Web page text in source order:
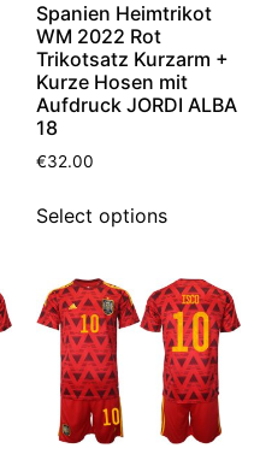
Spanien Heimtrikot
WM 2022 Rot
Trikotsatz Kurzarm +
Kurze Hosen mit
Aufdruck JORDI ALBA
18
€32.00
Select options